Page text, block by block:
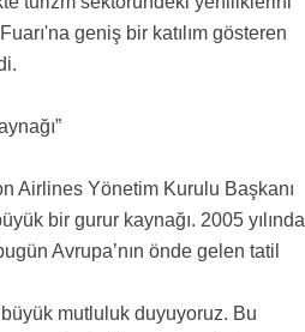
geniş bir katılım gösteren
Airlines Yönetim Kurulu Başkanı
bir gurur kaynağı. 2005 yılında
Avrupa’nın önde gelen tatil
mutluluk duyuyoruz. Bu